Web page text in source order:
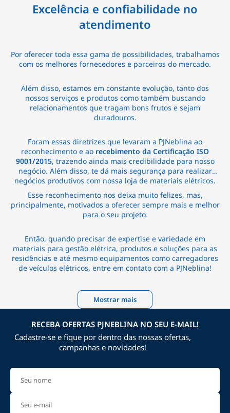
Excelência e confiabilidade no
atendimento
Por oferecer toda essa gama de possibilidades, trabalhamos
com os melhores fornecedores e parceiros do mercado.
Além disso, estamos em constante evolução, tanto dos
nossos serviços e produtos como também buscando
relacionamentos que tragam bons frutos e sejam
duradouros.
Foram essas diretrizes que levaram a PJNeblina ao
reconhecimento e ao recebimento da Certificação ISO
9001/2015, trazendo ainda mais credibilidade para nosso
negócio. Além disso, te dá mais segurança para realizar
negócios produtivos com nossa loja de materiais elétricos.
Esse reconhecimento nos deixa muito felizes, mas,
principalmente, motivados a oferecer sempre mais e melhor
para o seu projeto.
Então, quando precisar de expertise e variedade em
materiais para gestão elétrica, produtos e soluções para as
residências e até mesmo equipamentos como carregadores
de veículos elétricos, entre em contato com a PJNeblina!
Mostrar mais
RECEBA OFERTAS PJNEBLINA NO SEU E-MAIL!
Cadastre-se e fique por dentro das nossas ofertas,
campanhas e novidades!